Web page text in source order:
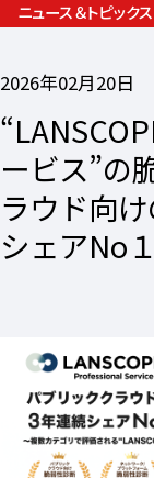
ニュース＆トピックス
2026年02月20日
ービス”の
ラウド向
シェアNo